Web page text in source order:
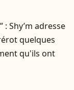
Shy’m adresse
quelques
qu'ils ont